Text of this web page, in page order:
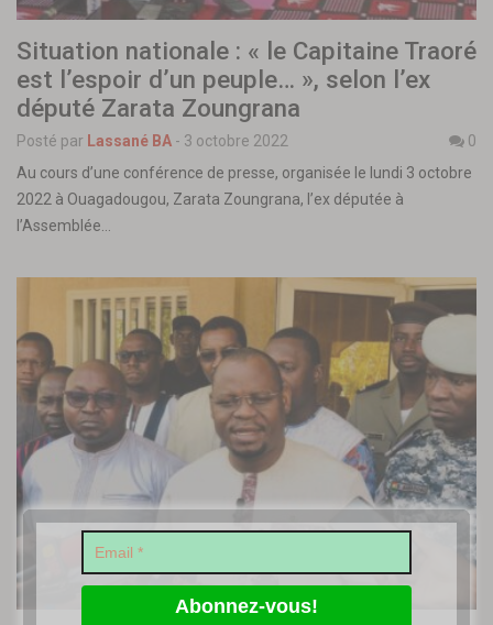
Situation nationale : « le Capitaine Traoré
est l’espoir d’un peuple… », selon l’ex
député Zarata Zoungrana
Posté par Lassané BA - 3 octobre 2022
0
Au cours d’une conférence de presse, organisée le lundi 3 octobre
2022 à Ouagadougou, Zarata Zoungrana, l’ex députée à
l’Assemblée…